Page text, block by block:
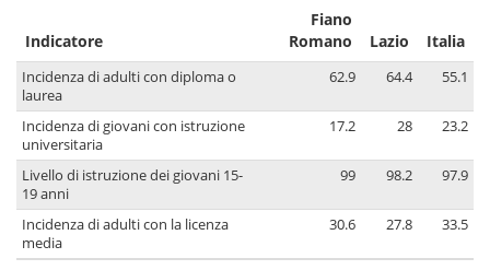
Indicatore
Fiano
Romano
Lazio Italia
Incidenza di adulti con diploma o
laurea
62.9 64.4 55.1
Incidenza di giovani con istruzione
universitaria
17.2 28 23.2
Livello di istruzione dei giovani 15-
19 anni
99 98.2 97.9
Incidenza di adulti con la licenza
media
30.6 27.8 33.5